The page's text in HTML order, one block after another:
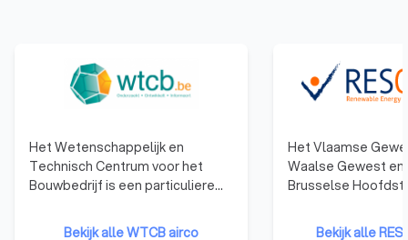
Het Wetenschappelijk en
Technisch Centrum voor het
Bouwbedrijf is een particuliere
in 1960 om het toegepaste
Bekijk alle WTCB airco
Het Vlaamse
Waalse Gewest
Brusselse
opgezet dat
Bekijk alle